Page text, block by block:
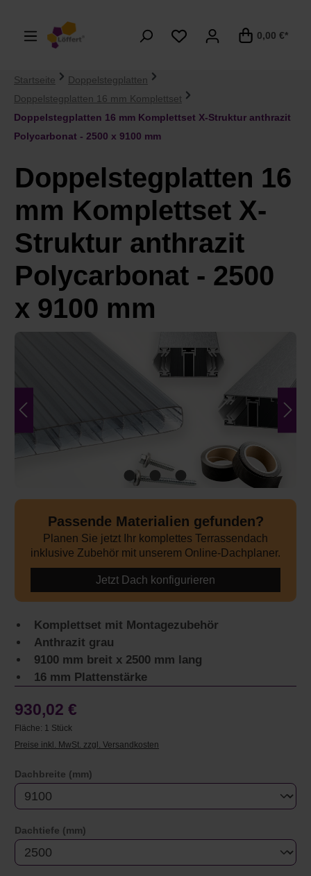
0,00 €*
Startseite
Doppelstegplatten
Doppelstegplatten 16 mm Komplettset
Doppelstegplatten 16 mm Komplettset X-Struktur anthrazit
Polycarbonat - 2500 x 9100 mm
Doppelstegplatten 16
mm Komplettset X-
Struktur anthrazit
Polycarbonat - 2500
x 9100 mm
Passende Materialien gefunden?
Planen Sie jetzt Ihr komplettes Terrassendach
inklusive Zubehör mit unserem Online-Dachplaner.
Jetzt Dach konfigurieren
Komplettset mit Montagezubehör
Anthrazit grau
9100 mm breit x 2500 mm lang
16 mm Plattenstärke
930,02 €
Fläche: 1 Stück
Preise inkl. MwSt. zzgl. Versandkosten
Dachbreite (mm)
Dachtiefe (mm)